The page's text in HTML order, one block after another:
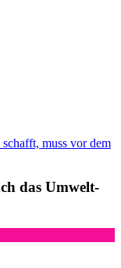
muss vor dem
das Umwelt-